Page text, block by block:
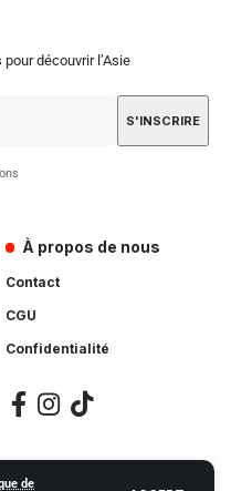
de
découvrir l’Asie
À propos de nous
Contact
CGU
Confidentialité